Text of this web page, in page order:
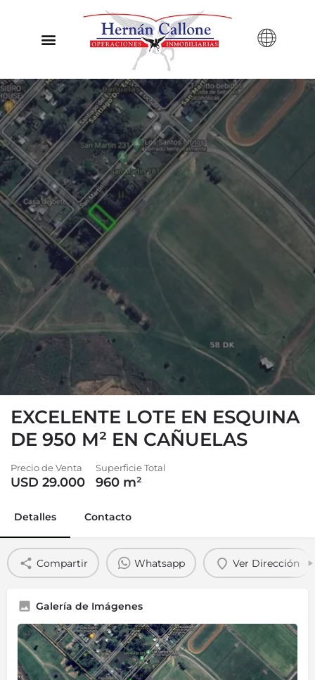
EXCELENTE LOTE EN ESQUINA
DE 950 M² EN CAÑUELAS
Precio de Venta
USD 29.000
Superficie Total
960 m²
Detalles Contacto
Compartir Whatsapp Ver Dirección
Galería de Imágenes